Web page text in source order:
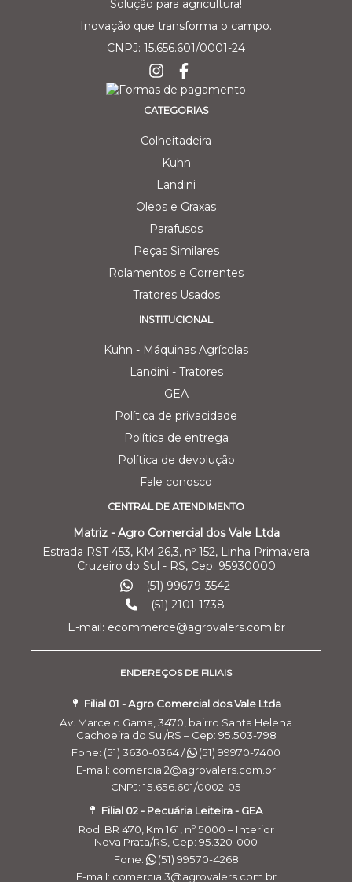
Solução para agricultura!
Inovação que transforma o campo.
CNPJ: 15.656.601/0001-24
CATEGORIAS
Colheitadeira
Kuhn
Landini
Oleos e Graxas
Parafusos
Peças Similares
Rolamentos e Correntes
Tratores Usados
INSTITUCIONAL
Kuhn - Máquinas Agrícolas
Landini - Tratores
GEA
Política de privacidade
Política de entrega
Política de devolução
Fale conosco
CENTRAL DE ATENDIMENTO
Matriz - Agro Comercial dos Vale Ltda
Estrada RST 453, KM 26,3, nº 152, Linha Primavera
Cruzeiro do Sul - RS, Cep: 95930000
(51) 99679-3542
(51) 2101-1738
E-mail: ecommerce@agrovalers.com.br
ENDEREÇOS DE FILIAIS
Filial 01 - Agro Comercial dos Vale Ltda
Av. Marcelo Gama, 3470, bairro Santa Helena
Cachoeira do Sul/RS – Cep: 95.503-798
Fone: (51) 3630-0364 /
(51) 99970-7400
E-mail: comercial2@agrovalers.com.br
CNPJ: 15.656.601/0002-05
Filial 02 - Pecuária Leiteira - GEA
Rod. BR 470, Km 161, nº 5000 – Interior
Nova Prata/RS, Cep: 95.320-000
Fone:
(51) 99570-4268
E-mail: comercial3@agrovalers.com.br